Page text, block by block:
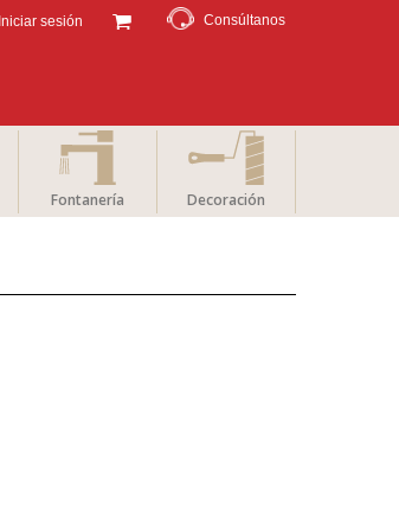
Consúltanos
Iniciar sesión
Fontanería Decoración